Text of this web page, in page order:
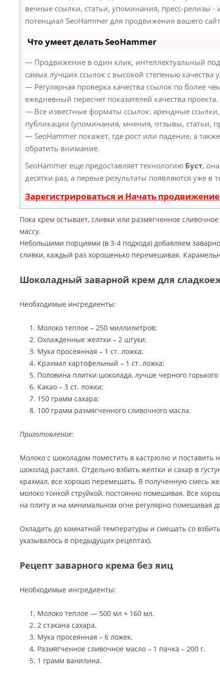
вечные ссылки, статьи, упоминания, пресс-релизы -
потенциал SeoHammer для продвижения вашего
Что умеет делать SeoHammer
— Продвижение в один клик, интеллектуальный
самых лучших ссылок с высокой степенью качества
— Регулярная проверка качества ссылок по более
ежедневный пересчет показателей качества проекта.
— Все известные форматы ссылок: арендные
публикации (упоминания, мнения, отзывы, статьи,
— SeoHammer покажет, где рост или падение, а
обратить внимание.
SeoHammer еще предоставляет технологию Буст,
десятки раз, а первые результаты появляются уже в
Зарегистрироваться и Начать продвижение
Пока крем остывает, сливки или размягченное
массу.
Небольшими порциями (в 3-4 подхода) добавляем
сливки, каждый раз хорошенько перемешивая.
Шоколадный заварной крем для
Необходимые ингредиенты:
Молоко теплое – 250 миллилитров;
Охлажденные желтки – 2 штуки;
Мука просеянная – 1 ст. ложка;
Крахмал картофельный – 1 ст. ложка;
Половина плитки шоколада, лучше черного горького
Какао – 3 ст. ложки;
150 грамм сахара;
100 грамм размягченного сливочного масла.
Приготовление:
Молоко с шоколадом поместить в кастрюлю и поставить
шоколад растаял. Отдельно взбить желтки и сахар в
крахмал, все хорошо перемешать. В полученную смесь
молоко тонкой струйкой, постоянно помешивая. Все
на плиту и на минимальном огне регулярно помешивая
Охладить до комнатной температуры и смешать со
указывалось в предыдущих рецептах).
Рецепт заварного крема без яиц
Необходимые ингредиенты:
Молоко теплое — 500 мл + 160 мл.
2 стакана сахара.
Мука просеянная – 6 ложек.
Размягченное сливочное масло – 1 пачка – 200 г.
1 грамм ванилина.